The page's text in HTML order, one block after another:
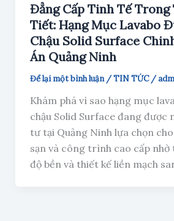
Đẳng Cấp Tinh Tế Trong
Tiết: Hạng Mục Lavabo
Chậu Solid Surface
Án Quảng Ninh
Để lại một bình luận /TIN TỨC/
Khám phá vì sao hạng mục
chậu Solid Surface đang được
tư tại Quảng Ninh lựa chọn
sạn và công trình cao cấp nhờ
độ bền và thiết kế liền mạch